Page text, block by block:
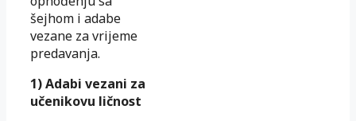
šejhom i adabe
vezane za vrijeme
predavanja.
1) Adabi vezani za
učenikovu ličnost